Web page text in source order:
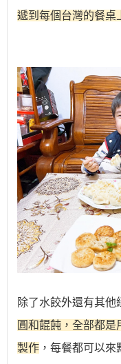
遞到每個台灣的餐桌
除了水餃外還有其他
圓和餛飩，全部都是
製作 ，每餐都可以